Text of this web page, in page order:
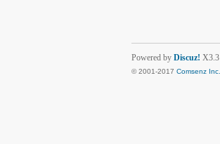
Powered by Discuz! X3.3
© 2001-2017 Comsenz Inc.